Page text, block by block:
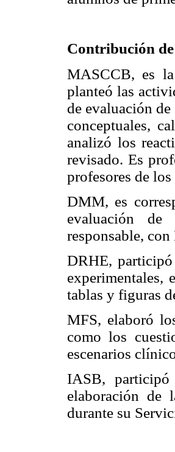
Contribución
MASCCB, es
planteó las
de evaluación
conceptuales,
analizó los
revisado. Es
profesores de
DMM, es
evaluación de
responsable,
DRHE,
experimentales,
tablas y figuras
MFS, elaboró
como los
escenarios
IASB,
elaboración de
durante su